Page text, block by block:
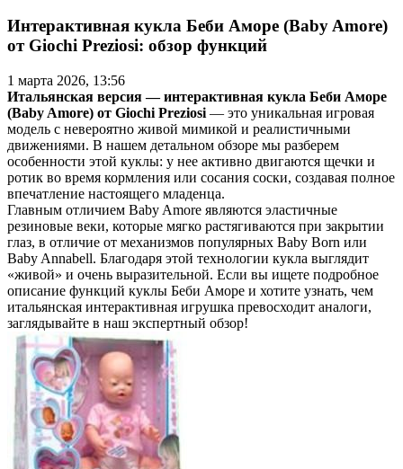
Интерактивная кукла Беби Аморе (Baby Amore)
от Giochi Preziosi: обзор функций
1 марта 2026, 13:56
Итальянская версия — интерактивная кукла Беби Аморе
(Baby Amore) от Giochi Preziosi — это уникальная игровая
модель с невероятно живой мимикой и реалистичными
движениями. В нашем детальном обзоре мы разберем
особенности этой куклы: у нее активно двигаются щечки и
ротик во время кормления или сосания соски, создавая полное
впечатление настоящего младенца.
Главным отличием Baby Amore являются эластичные
резиновые веки, которые мягко растягиваются при закрытии
глаз, в отличие от механизмов популярных Baby Born или
Baby Annabell. Благодаря этой технологии кукла выглядит
«живой» и очень выразительной. Если вы ищете подробное
описание функций куклы Беби Аморе и хотите узнать, чем
итальянская интерактивная игрушка превосходит аналоги,
заглядывайте в наш экспертный обзор!